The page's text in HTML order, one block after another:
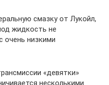
смазку от Лукойл,
жидкость не
очень низкими
«девятки»
несколькими